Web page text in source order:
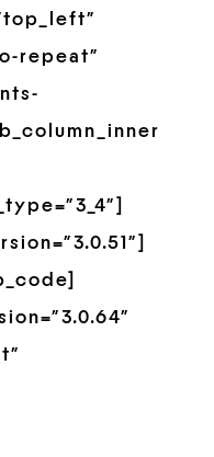
repeat”